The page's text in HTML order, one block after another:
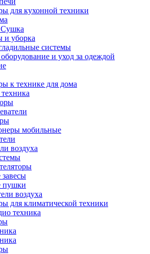
для кухонной техники
и уборка
системы
и уход за одеждой
к технике для дома
мобильные
воздуха
пушки
воздуха
для климатической техники
техника